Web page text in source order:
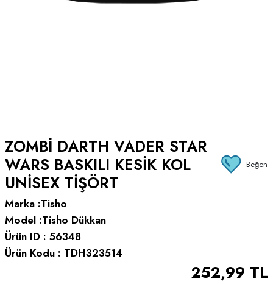
ZOMBI DARTH VADER STAR
WARS BASKILI KESIK KOL
UNISEX TIŞÖRT
Beğen
Marka :Tisho
Model :Tisho Dükkan
Ürün ID : 56348
Ürün Kodu : TDH323514
252,99 TL